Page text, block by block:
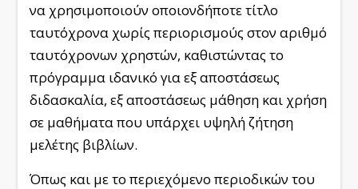
να χρησιμοποιούν οποιονδήποτε τίτλο
ταυτόχρονα χωρίς περιορισμούς στον αριθμό
ταυτόχρονων χρηστών, καθιστώντας το
πρόγραμμα ιδανικό για εξ αποστάσεως
διδασκαλία, εξ αποστάσεως μάθηση και χρήση
σε μαθήματα που υπάρχει υψηλή ζήτηση
μελέτης βιβλίων.
Όπως και με το περιεχόμενο περιοδικών του